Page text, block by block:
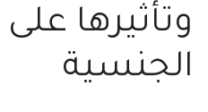
وتأثيرها على
الجنسية